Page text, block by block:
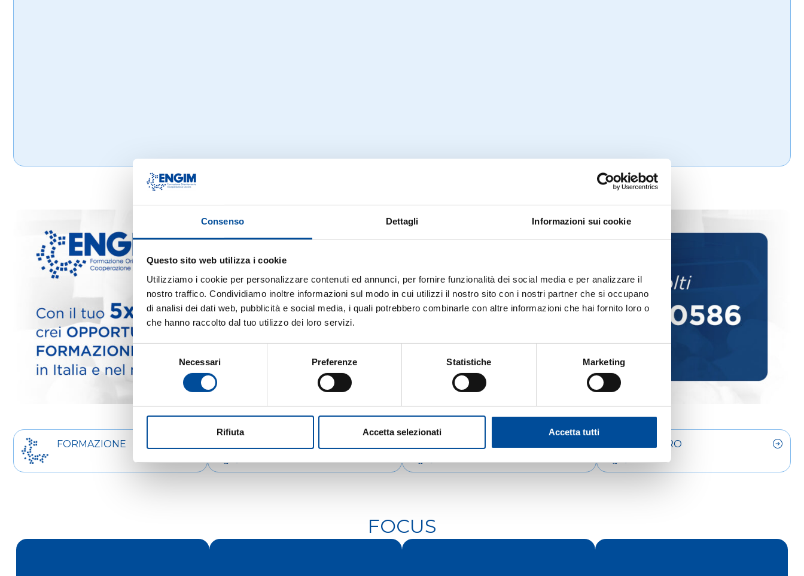
Consenso Dettagli Informazioni sui cookie
Questo sito web utilizza i cookie
Utilizziamo i cookie per personalizzare contenuti ed annunci, per fornire funzionalità dei social media e per analizzare il
nostro traffico. Condividiamo inoltre informazioni sul modo in cui utilizzi il nostro sito con i nostri partner che si occupano
di analisi dei dati web, pubblicità e social media, i quali potrebbero combinarle con altre informazioni che hai fornito loro o
che hanno raccolto dal tuo utilizzo dei loro servizi.
Necessari Preferenze Statistiche Marketing
Rifiuta Accetta selezionati Accetta tutti
FORMAZIONE LAVORO
FOCUS